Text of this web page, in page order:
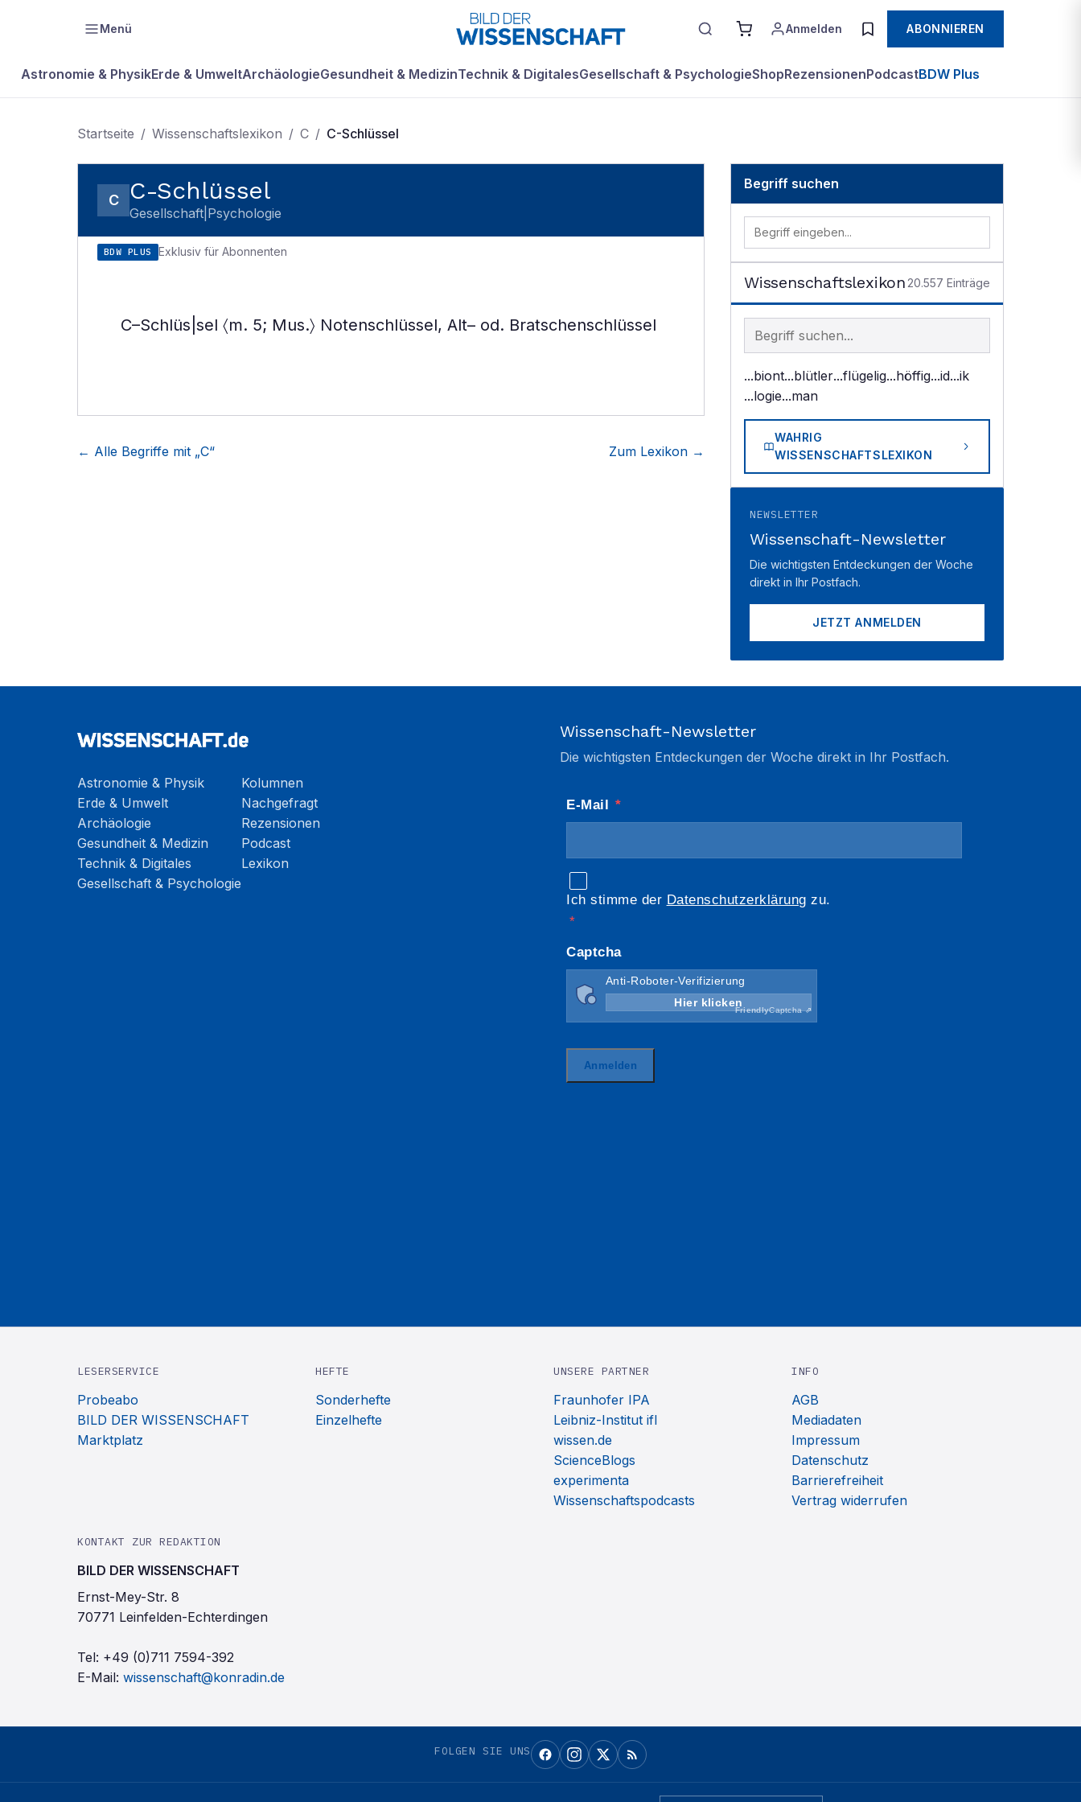
Menü Anmelden ABONNIEREN
Astronomie & PhysikErde & UmweltArchäologieGesundheit & MedizinTechnik & DigitalesGesellschaft & PsychologieShopRezensionenPodcastBDW Plus
Startseite / Wissenschaftslexikon / C / C-Schlüssel
C C-Schlüssel
Gesellschaft|Psychologie
BDW PLUS Exklusiv für Abonnenten
C–Schlüs|sel 〈m. 5; Mus.〉 Notenschlüssel, Alt– od. Bratschenschlüssel
← Alle Begriffe mit „C“ Zum Lexikon →
Begriff suchen
Wissenschaftslexikon 20.557 Einträge
Begriff im Lexikon suchen
...biont...blütler...flügelig...höffig...id...ik
...logie...man
WAHRIG
WISSENSCHAFTSLEXIKON
NEWSLETTER
Wissenschaft-Newsletter
Die wichtigsten Entdeckungen der Woche
direkt in Ihr Postfach.
JETZT ANMELDEN
Astronomie & Physik
Erde & Umwelt
Archäologie
Gesundheit & Medizin
Technik & Digitales
Gesellschaft & Psychologie
Kolumnen
Nachgefragt
Rezensionen
Podcast
Lexikon
Wissenschaft-Newsletter
Die wichtigsten Entdeckungen der Woche direkt in Ihr Postfach.
LESERSERVICE
Probeabo
BILD DER WISSENSCHAFT
Marktplatz
HEFTE
Sonderhefte
Einzelhefte
UNSERE PARTNER
Fraunhofer IPA
Leibniz-Institut ifl
wissen.de
ScienceBlogs
experimenta
Wissenschaftspodcasts
INFO
AGB
Mediadaten
Impressum
Datenschutz
Barrierefreiheit
Vertrag widerrufen
KONTAKT ZUR REDAKTION
BILD DER WISSENSCHAFT
Ernst-Mey-Str. 8
70771 Leinfelden-Echterdingen
Tel: +49 (0)711 7594-392
E-Mail: wissenschaft@konradin.de
FOLGEN SIE UNS